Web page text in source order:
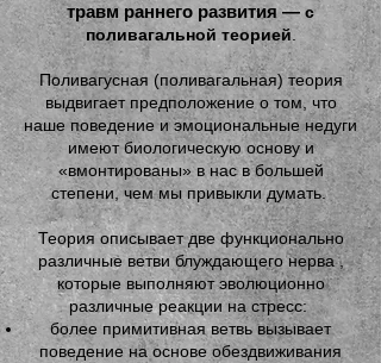
травм раннего развития — с
поливагальной теорией
Поливагусная (поливагальная) теория
выдвигает предположение о том, что
наше поведение и эмоциональные недуги
имеют биологическую основу и
«вмонтированы» в нас в большей
степени, чем мы привыкли думать.
Теория описывает две функционально
различные ветви блуждающего нерва ,
которые выполняют эволюционно
различные реакции на стресс:
более примитивная ветвь вызывает
поведение на основе обездвиживания